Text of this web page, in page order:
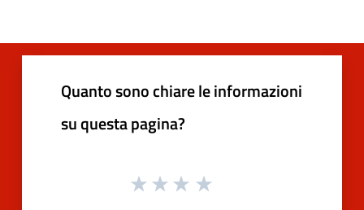
Quanto sono chiare le informazioni
su questa pagina?